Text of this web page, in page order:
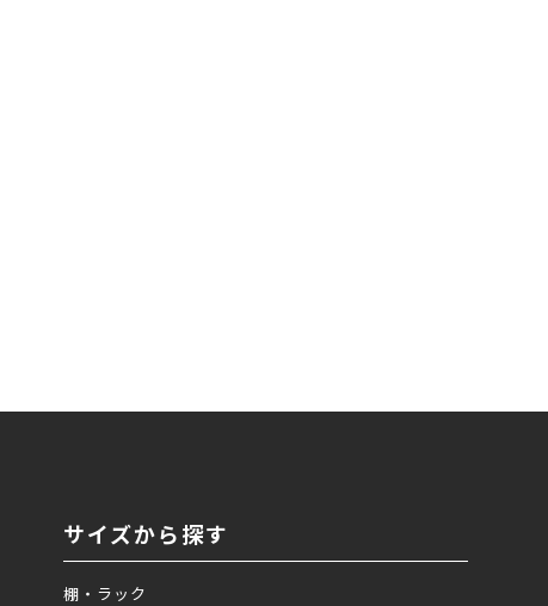
サイズから探す
棚・ラック